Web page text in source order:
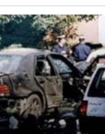
децении не
на
„Триесет
претседател на
командант на
и дека
на „движење“.